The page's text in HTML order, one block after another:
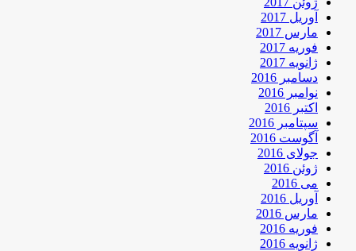
آوریل 2017
مارس 2017
فوریه 2017
ژانویه 2017
دسامبر 2016
نوامبر 2016
اکتبر 2016
سپتامبر 2016
آگوست 2016
جولای 2016
ژوئن 2016
می 2016
آوریل 2016
مارس 2016
فوریه 2016
ژانویه 2016